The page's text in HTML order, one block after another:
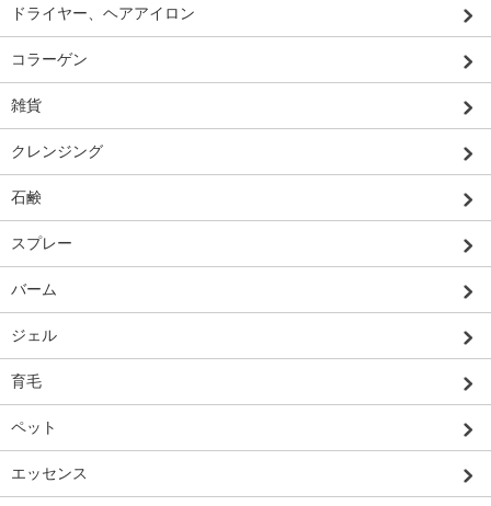
ドライヤー、ヘアアイロン
コラーゲン
雑貨
クレンジング
石鹸
スプレー
バーム
ジェル
育毛
ペット
エッセンス